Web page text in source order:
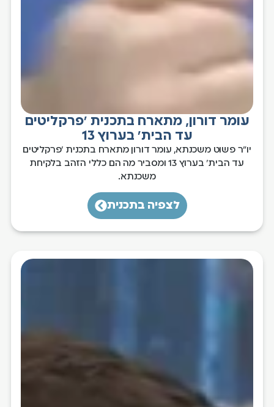
עומר דורון, מתארח בתכנית 'פרקליטים
עד הבית' בערוץ 13
יו"ר פשוט משכנתא, עומר דורון מתארח בתכנית 'פרקליטים
עד הבית' בערוץ 13 ומסביר מה הם כללי הזהב בלקיחת
משכנתא.
לצפיה בתכנית